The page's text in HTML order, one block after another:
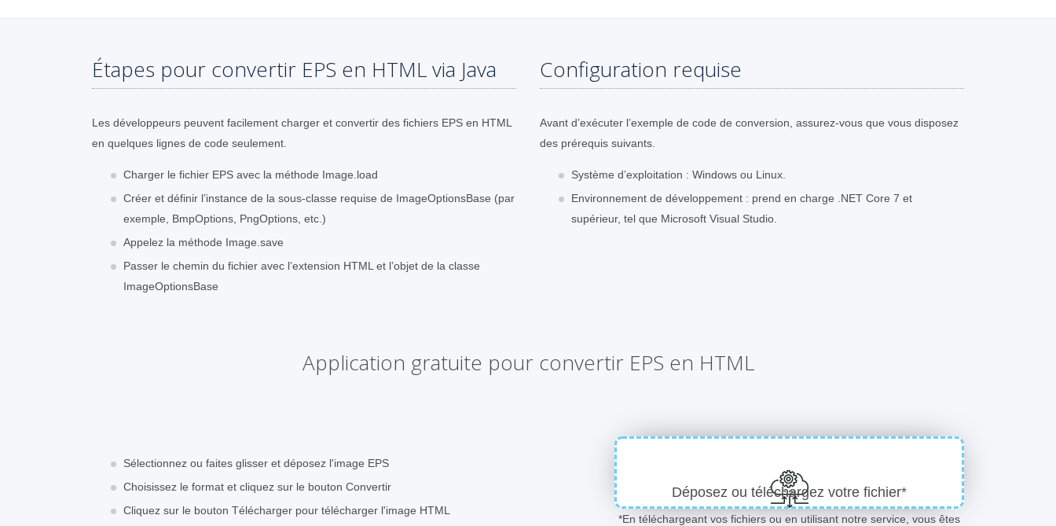
Étapes pour convertir EPS en HTML via Java
Les développeurs peuvent facilement charger et convertir des fichiers EPS en HTML
en quelques lignes de code seulement.
Charger le fichier EPS avec la méthode Image.load
Créer et définir l’instance de la sous-classe requise de ImageOptionsBase (par
exemple, BmpOptions, PngOptions, etc.)
Appelez la méthode Image.save
Passer le chemin du fichier avec l’extension HTML et l’objet de la classe
ImageOptionsBase
Configuration requise
Avant d’exécuter l’exemple de code de conversion, assurez-vous que vous disposez
des prérequis suivants.
Système d’exploitation : Windows ou Linux.
Environnement de développement : prend en charge .NET Core 7 et
supérieur, tel que Microsoft Visual Studio.
Application gratuite pour convertir EPS en HTML
Sélectionnez ou faites glisser et déposez l'image EPS
Choisissez le format et cliquez sur le bouton Convertir
Cliquez sur le bouton Télécharger pour télécharger l'image HTML
Déposez ou téléchargez votre fichier*
*En téléchargeant vos fichiers ou en utilisant notre service, vous êtes